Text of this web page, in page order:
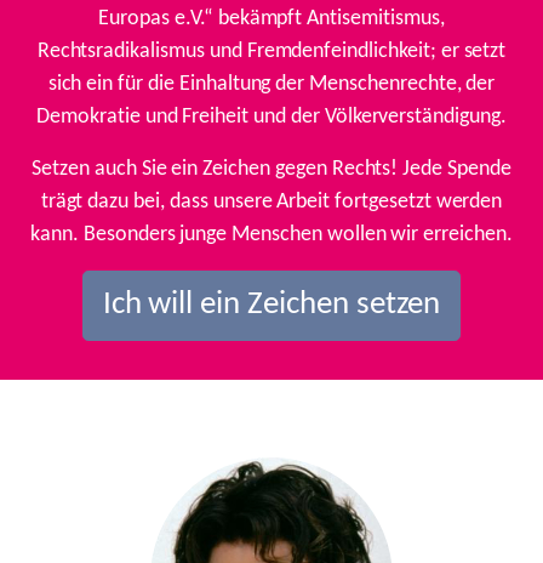
Europas e.V.“ bekämpft Antisemitismus,
Rechtsradikalismus und Fremdenfeindlichkeit; er setzt
sich ein für die Einhaltung der Menschenrechte, der
Demokratie und Freiheit und der Völkerverständigung.
Setzen auch Sie ein Zeichen gegen Rechts! Jede Spende
trägt dazu bei, dass unsere Arbeit fortgesetzt werden
kann. Besonders junge Menschen wollen wir erreichen.
Ich will ein Zeichen setzen